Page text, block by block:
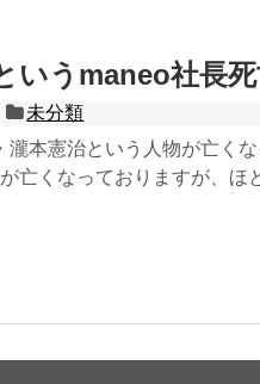
いうmaneo社長
未分類
瀧本憲治という人物が亡く
亡くなっておりますが、ほ